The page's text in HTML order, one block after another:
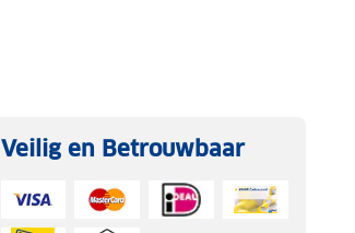
Veilig en Betrouwbaar